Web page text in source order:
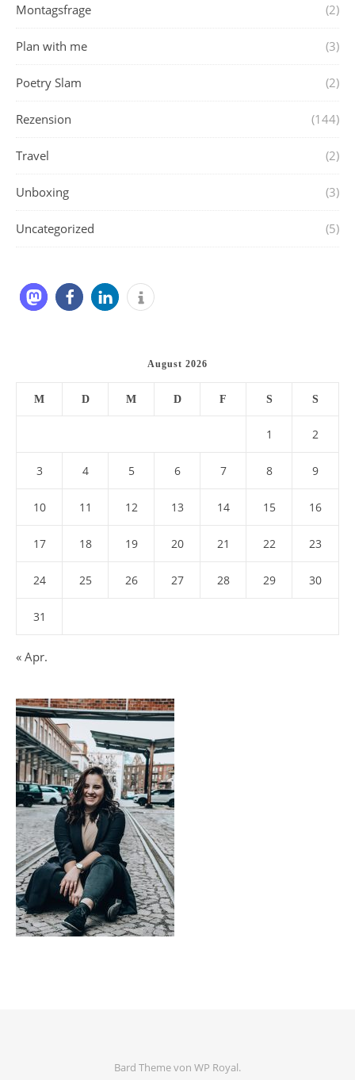
Montagsfrage (2)
Plan with me (3)
Poetry Slam (2)
Rezension (144)
Travel (2)
Unboxing (3)
Uncategorized (5)
August 2026
M D M D F S S
1 2
3 4 5 6 7 8 9
10 11 12 13 14 15 16
17 18 19 20 21 22 23
24 25 26 27 28 29 30
31
« Apr.
Bard Theme von WP Royal.